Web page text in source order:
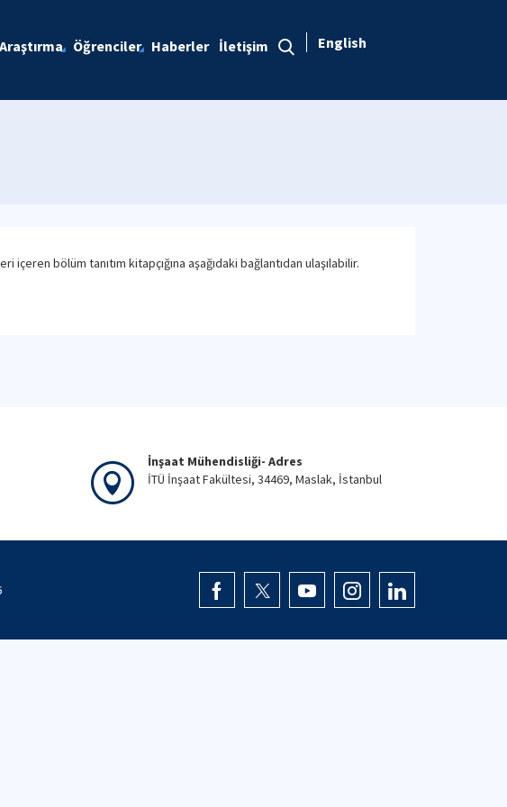
Araştırma Öğrenciler Haberler İletişim English
bölüm tanıtım kitapçığına aşağıdaki bağlantıdan ulaşılabilir.
İnşaat Mühendisliği- Adres
İTÜ İnşaat Fakültesi, 34469, Maslak, İstanbul